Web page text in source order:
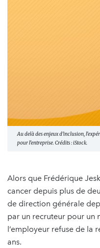
Au delà des enjeux d'inclusion,
pour l'entreprise. Crédits : iStock.
Alors que Frédérique
cancer depuis plus de
de direction générale
par un recruteur pour un
l’employeur refuse de la
ans.